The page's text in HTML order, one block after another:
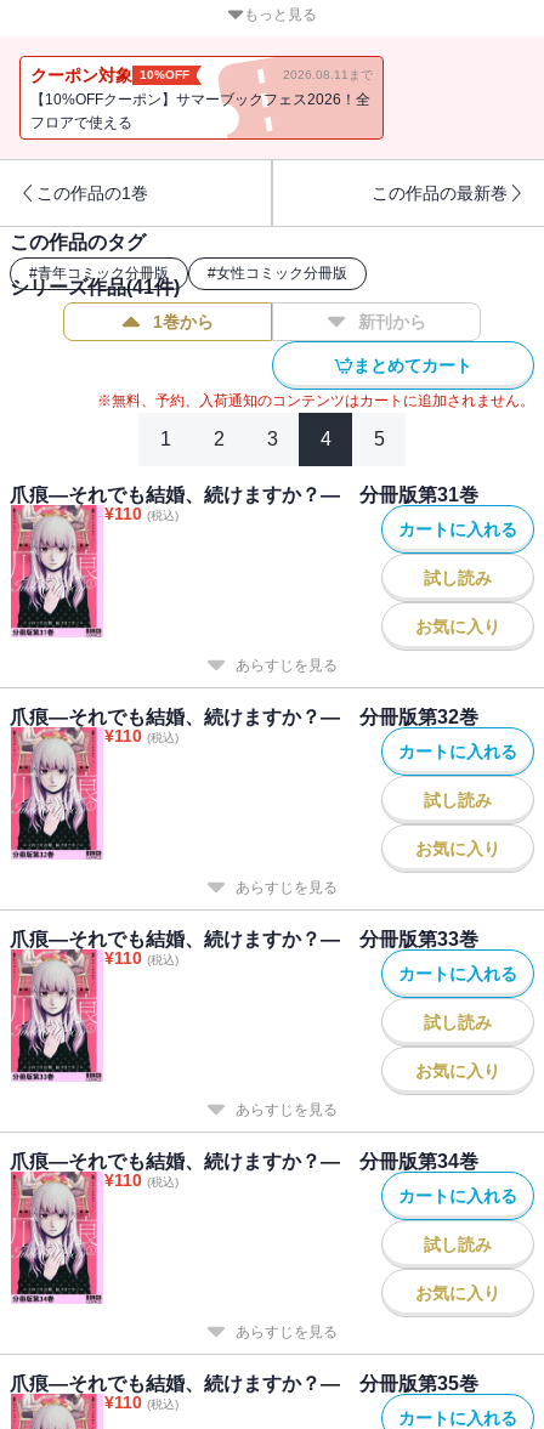
庭、仕事、奪われる痛みの先にあるものは？ 分冊版第32巻！
もっと見る
クーポン対象 10%OFF 2026.08.11まで
【10%OFFクーポン】サマーブックフェス2026！全
フロアで使える
この作品の1巻 この作品の最新巻
この作品のタグ
#青年コミック分冊版 #女性コミック分冊版
シリーズ作品(41件)
1巻から 新刊から
まとめてカート
※無料、予約、入荷通知のコンテンツはカートに追加されません。
1 2 3 4 5
爪痕―それでも結婚、続けますか？― 分冊版第31巻
¥110 (税込)
カートに入れる
試し読み
お気に入り
あらすじを見る
爪痕―それでも結婚、続けますか？― 分冊版第32巻
¥110 (税込)
カートに入れる
試し読み
お気に入り
あらすじを見る
爪痕―それでも結婚、続けますか？― 分冊版第33巻
¥110 (税込)
カートに入れる
試し読み
お気に入り
あらすじを見る
爪痕―それでも結婚、続けますか？― 分冊版第34巻
¥110 (税込)
カートに入れる
試し読み
お気に入り
あらすじを見る
爪痕―それでも結婚、続けますか？― 分冊版第35巻
¥110 (税込)
カートに入れる